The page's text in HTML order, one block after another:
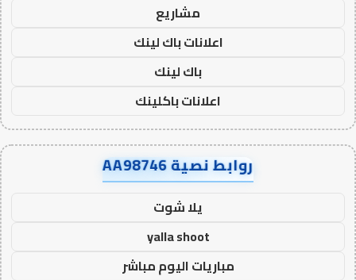
مشاريع
اعلانات باك لينك
باك لينك
اعلانات باكلينك
روابط نصية AA98746
يلا شوت
yalla shoot
مباريات اليوم مباشر